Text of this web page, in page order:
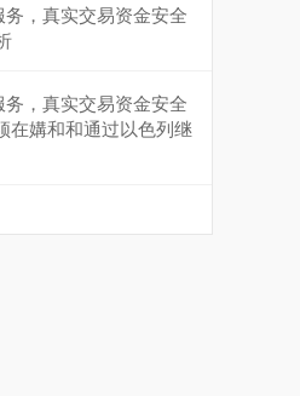
，真实交易资金安全
，真实交易资金安全
在媾和和通过以色列继